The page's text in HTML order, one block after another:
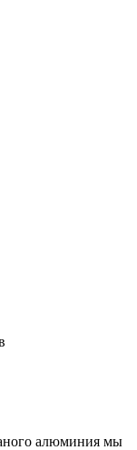
алюминия мы